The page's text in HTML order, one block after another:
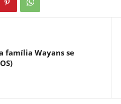
família Wayans se